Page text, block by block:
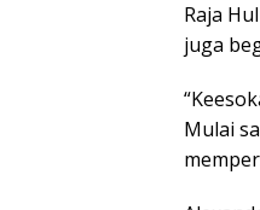
Raja
juga
Mulai